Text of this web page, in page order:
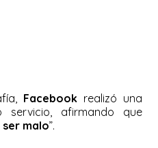
Facebookrealizó una
afirmando que
ser malo”.